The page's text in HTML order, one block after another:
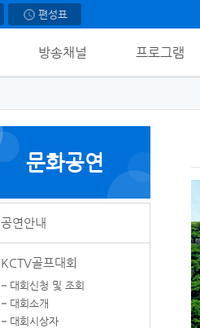
편성표
방송채널 프로그램
문화공연
공연안내
KCTV골프대회
대회신청 및 조회
대회소개
대회시상자